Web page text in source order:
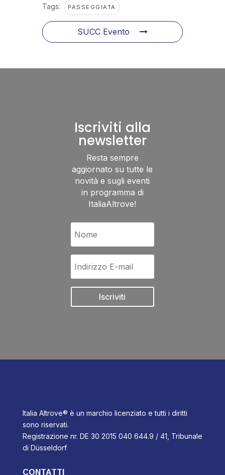
Tags: PASSEGGIATA
SUCC Evento
Iscriviti alla
newsletter
Resta sempre
aggiornato su tutte le
novità e sugli eventi
in programma di
ItaliaAltrove!
Iscriviti
Italia Altrove® è un marchio licenziato e tutti i diritti
sono riservati.
Registrazione nr. DE 30 2015 040 644.9 / 41, Tribunale
di Düsseldorf
CONTATTI